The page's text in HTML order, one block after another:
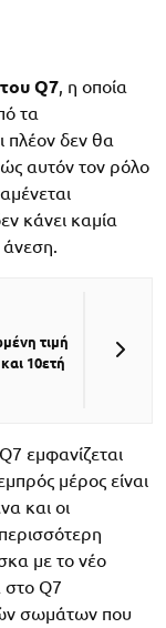
Q7, η οποία
τα
πλέον δεν θα
αυτόν τον ρόλο
κάνει καμία
άνεση.
τιμή
10ετή
εμφανίζεται
μέρος είναι
και οι
με το νέο
στο Q7
σωμάτων που